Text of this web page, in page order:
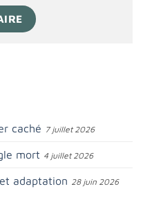
caché 7 juillet 2026
mort 4 juillet 2026
adaptation 28 juin 2026